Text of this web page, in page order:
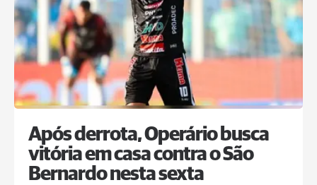
Após derrota, Operário busca
vitória em casa contra o São
Bernardo nesta sexta